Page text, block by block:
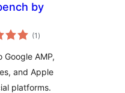
by
(1 གདེང་
འཇོག་
ཚང་།
)
AMP,
and Apple
platforms.